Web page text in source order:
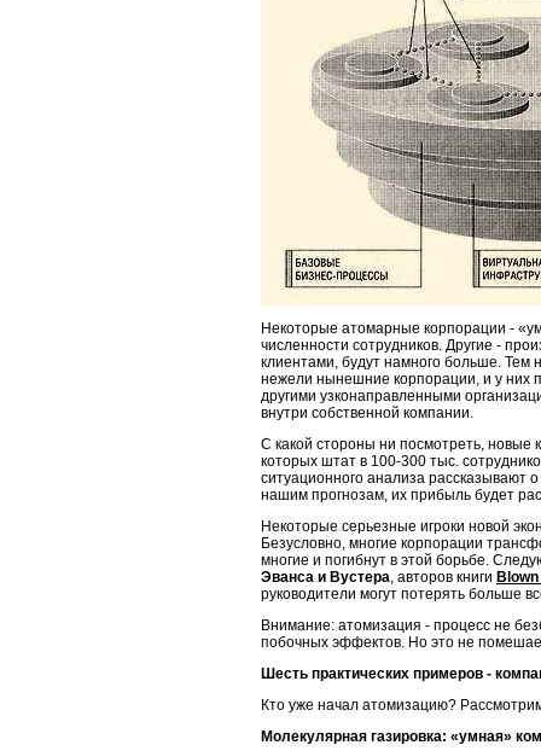
Некоторые атомарные корпорации -
численности сотрудников. Другие -
клиентами, будут намного больше. Тем
нежели нынешние корпорации, и у них
другими узконаправленными
внутри собственной компании.
С какой стороны ни посмотреть, новые
которых штат в 100-300 тыс.
ситуационного анализа рассказывают
на­шим прогнозам, их прибыль будет
Некоторые серьезные игроки новой
Безусловно, многие корпорации
многие и погибнут в этой борьбе.
Эванса и Вустера, ав­торов книги
руководители могут потерять больше
Внимание: атомизация - процесс не
побочных эффектов. Но это не
Шесть практических примеров -
Кто уже начал атомизацию?
Молекулярная газировка: «умная»